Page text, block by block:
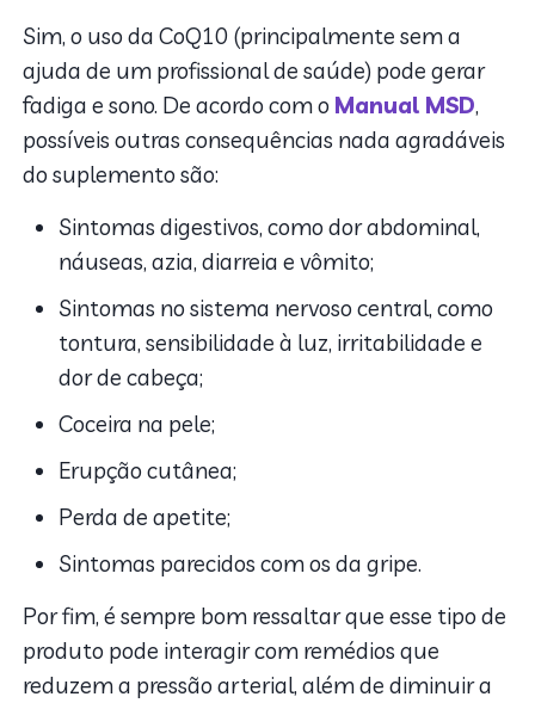
Sim, o uso da CoQ10 (principalmente sem a
ajuda de um profissional de saúde) pode gerar
fadiga e sono. De acordo com o Manual MSD,
possíveis outras consequências nada agradáveis
do suplemento são:
Sintomas digestivos, como dor abdominal,
náuseas, azia, diarreia e vômito;
Sintomas no sistema nervoso central, como
tontura, sensibilidade à luz, irritabilidade e
dor de cabeça;
Coceira na pele;
Erupção cutânea;
Perda de apetite;
Sintomas parecidos com os da gripe.
Por fim, é sempre bom ressaltar que esse tipo de
produto pode interagir com remédios que
reduzem a pressão arterial, além de diminuir a